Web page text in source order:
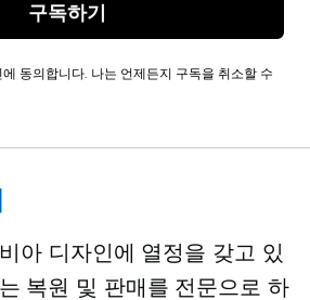
구독하기
동의합니다. 나는 언제든지 구독을 취소할 수
아 디자인에 열정을 갖고 있
복원 및 판매를 전문으로 하